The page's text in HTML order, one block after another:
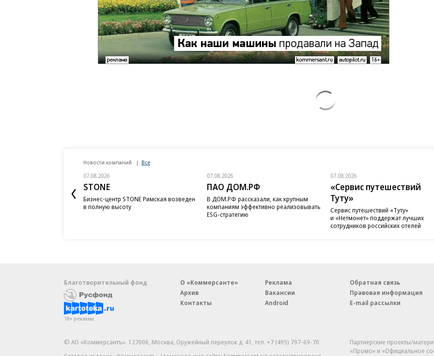
Новости компаний Все
07.08.2026
STONE
Бизнес-центр STONE Римская возведен
в полную высоту
07.08.2026
ПАО ДОМ.РФ
В ДОМ.РФ рассказали, как крупным
компаниям эффективно реализовывать
ESG-стратегию
07.08.2026
«Сервис путешествий
Туту»
Сервис путешествий «Туту»
и «Нетмонет» поддержат лучших
сотрудников российских отелей
Благотворительный фонд
18+ реклама
О «Коммерсанте»
Архив
Контакты
Реклама
Вакансии
Android
Обратная связь
Правовая информация
E-mail рассылки
© АО «Коммерсантъ». 127006, Москва, Оружейный переулок д. 41,тел. +7 (495) 797-69-70.
Партнерские проекты/
«Промо» и «Официальное